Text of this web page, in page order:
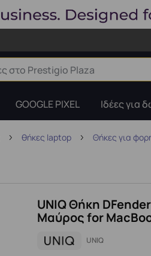
GOOGLE PIXEL Ιδέες για
θήκες laptop Θήκες για
UNIQ Θήκη
Μαύρος for
UNIQ